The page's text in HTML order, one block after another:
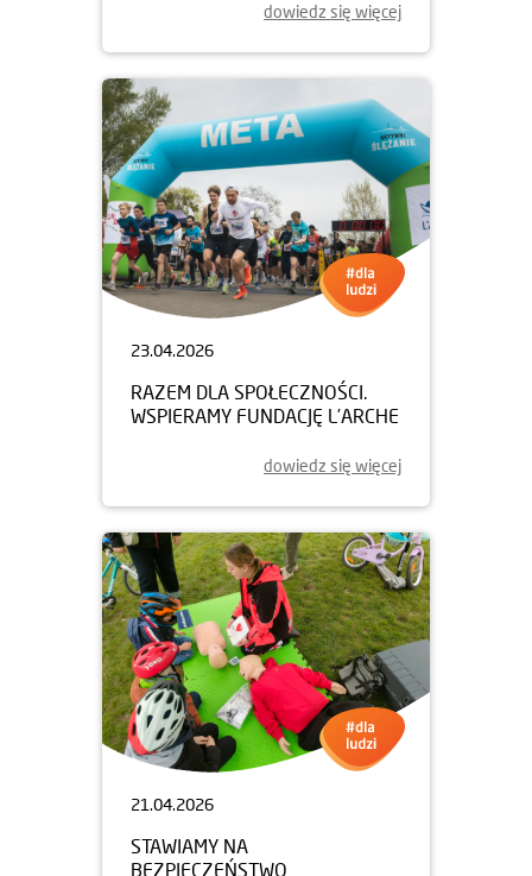
dowiedz się więcej
23.04.2026
RAZEM DLA SPOŁECZNOŚCI.
WSPIERAMY FUNDACJĘ L’ARCHE
dowiedz się więcej
21.04.2026
STAWIAMY NA
BEZPIECZEŃSTWO